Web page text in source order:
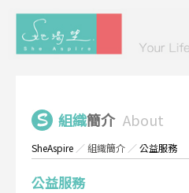
組織簡介 About
SheAspire ／組織簡介 ／公益服務
公益服務